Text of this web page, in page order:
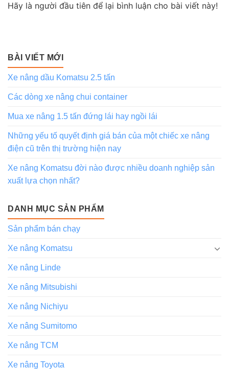
Hãy là người đầu tiên để lại bình luận cho bài viết này!
BÀI VIẾT MỚI
Xe nâng dầu Komatsu 2.5 tấn
Các dòng xe nâng chui container
Mua xe nâng 1.5 tấn đứng lái hay ngồi lái
Những yếu tố quyết định giá bán của một chiếc xe nâng
điện cũ trên thị trường hiện nay
Xe nâng Komatsu đời nào được nhiều doanh nghiệp sản
xuất lựa chọn nhất?
DANH MỤC SẢN PHẨM
Sản phẩm bán chạy
Xe nâng Komatsu
Xe nâng Linde
Xe nâng Mitsubishi
Xe nâng Nichiyu
Xe nâng Sumitomo
Xe nâng TCM
Xe nâng Toyota